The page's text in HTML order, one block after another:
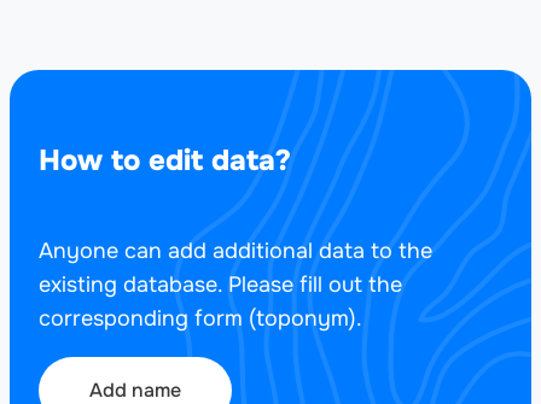
How to edit data?
Anyone can add additional data to the
existing database. Please fill out the
corresponding form (toponym).
Add name